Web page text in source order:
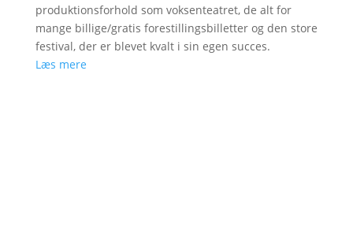
produktionsforhold som voksenteatret, de alt for
mange billige/gratis forestillingsbilletter og den store
festival, der er blevet kvalt i sin egen succes.
Læs mere